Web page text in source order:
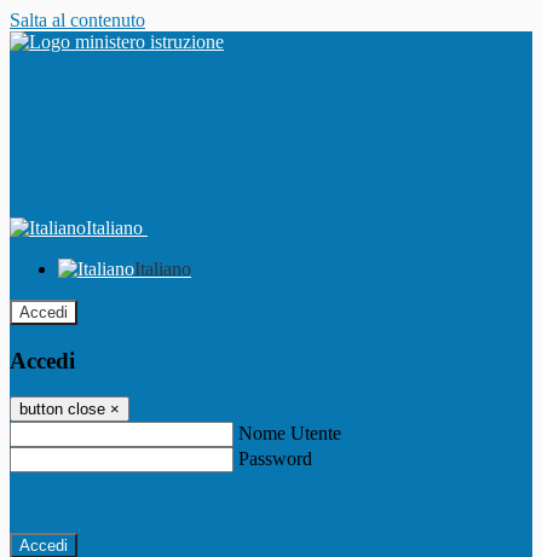
Salta al contenuto
Italiano
Italiano
Accedi
Accedi
button close ×
Nome Utente
Password